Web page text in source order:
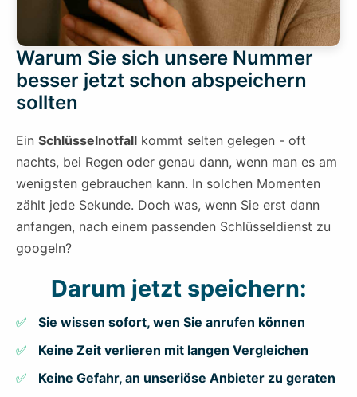
Warum Sie sich unsere Nummer
besser jetzt schon abspeichern
sollten
Ein Schlüsselnotfall kommt selten gelegen - oft
nachts, bei Regen oder genau dann, wenn man es am
wenigsten gebrauchen kann. In solchen Momenten
zählt jede Sekunde. Doch was, wenn Sie erst dann
anfangen, nach einem passenden Schlüsseldienst zu
googeln?
Darum jetzt speichern:
Sie wissen sofort, wen Sie anrufen können
Keine Zeit verlieren mit langen Vergleichen
Keine Gefahr, an unseriöse Anbieter zu geraten